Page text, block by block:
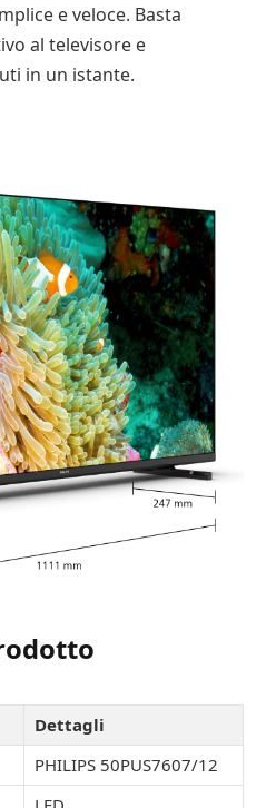
e veloce. Basta
al televisore e
in un istante.
Dettagli
PHILIPS 50PUS7607/12